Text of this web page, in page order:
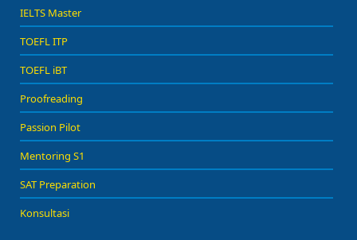
IELTS Master
TOEFL ITP
TOEFL iBT
Proofreading
Passion Pilot
Mentoring S1
SAT Preparation
Konsultasi